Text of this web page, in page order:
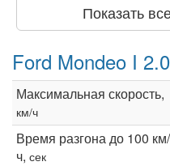
Показать
Ford Mondeo I
Максимальная скорость,
км/ч
Время разгона до 100 км/
ч, сек